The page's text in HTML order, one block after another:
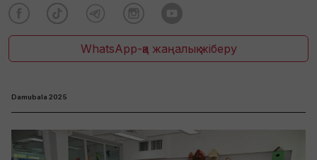
WhatsApp-қа жаңалық жіберу
Damubala 2025